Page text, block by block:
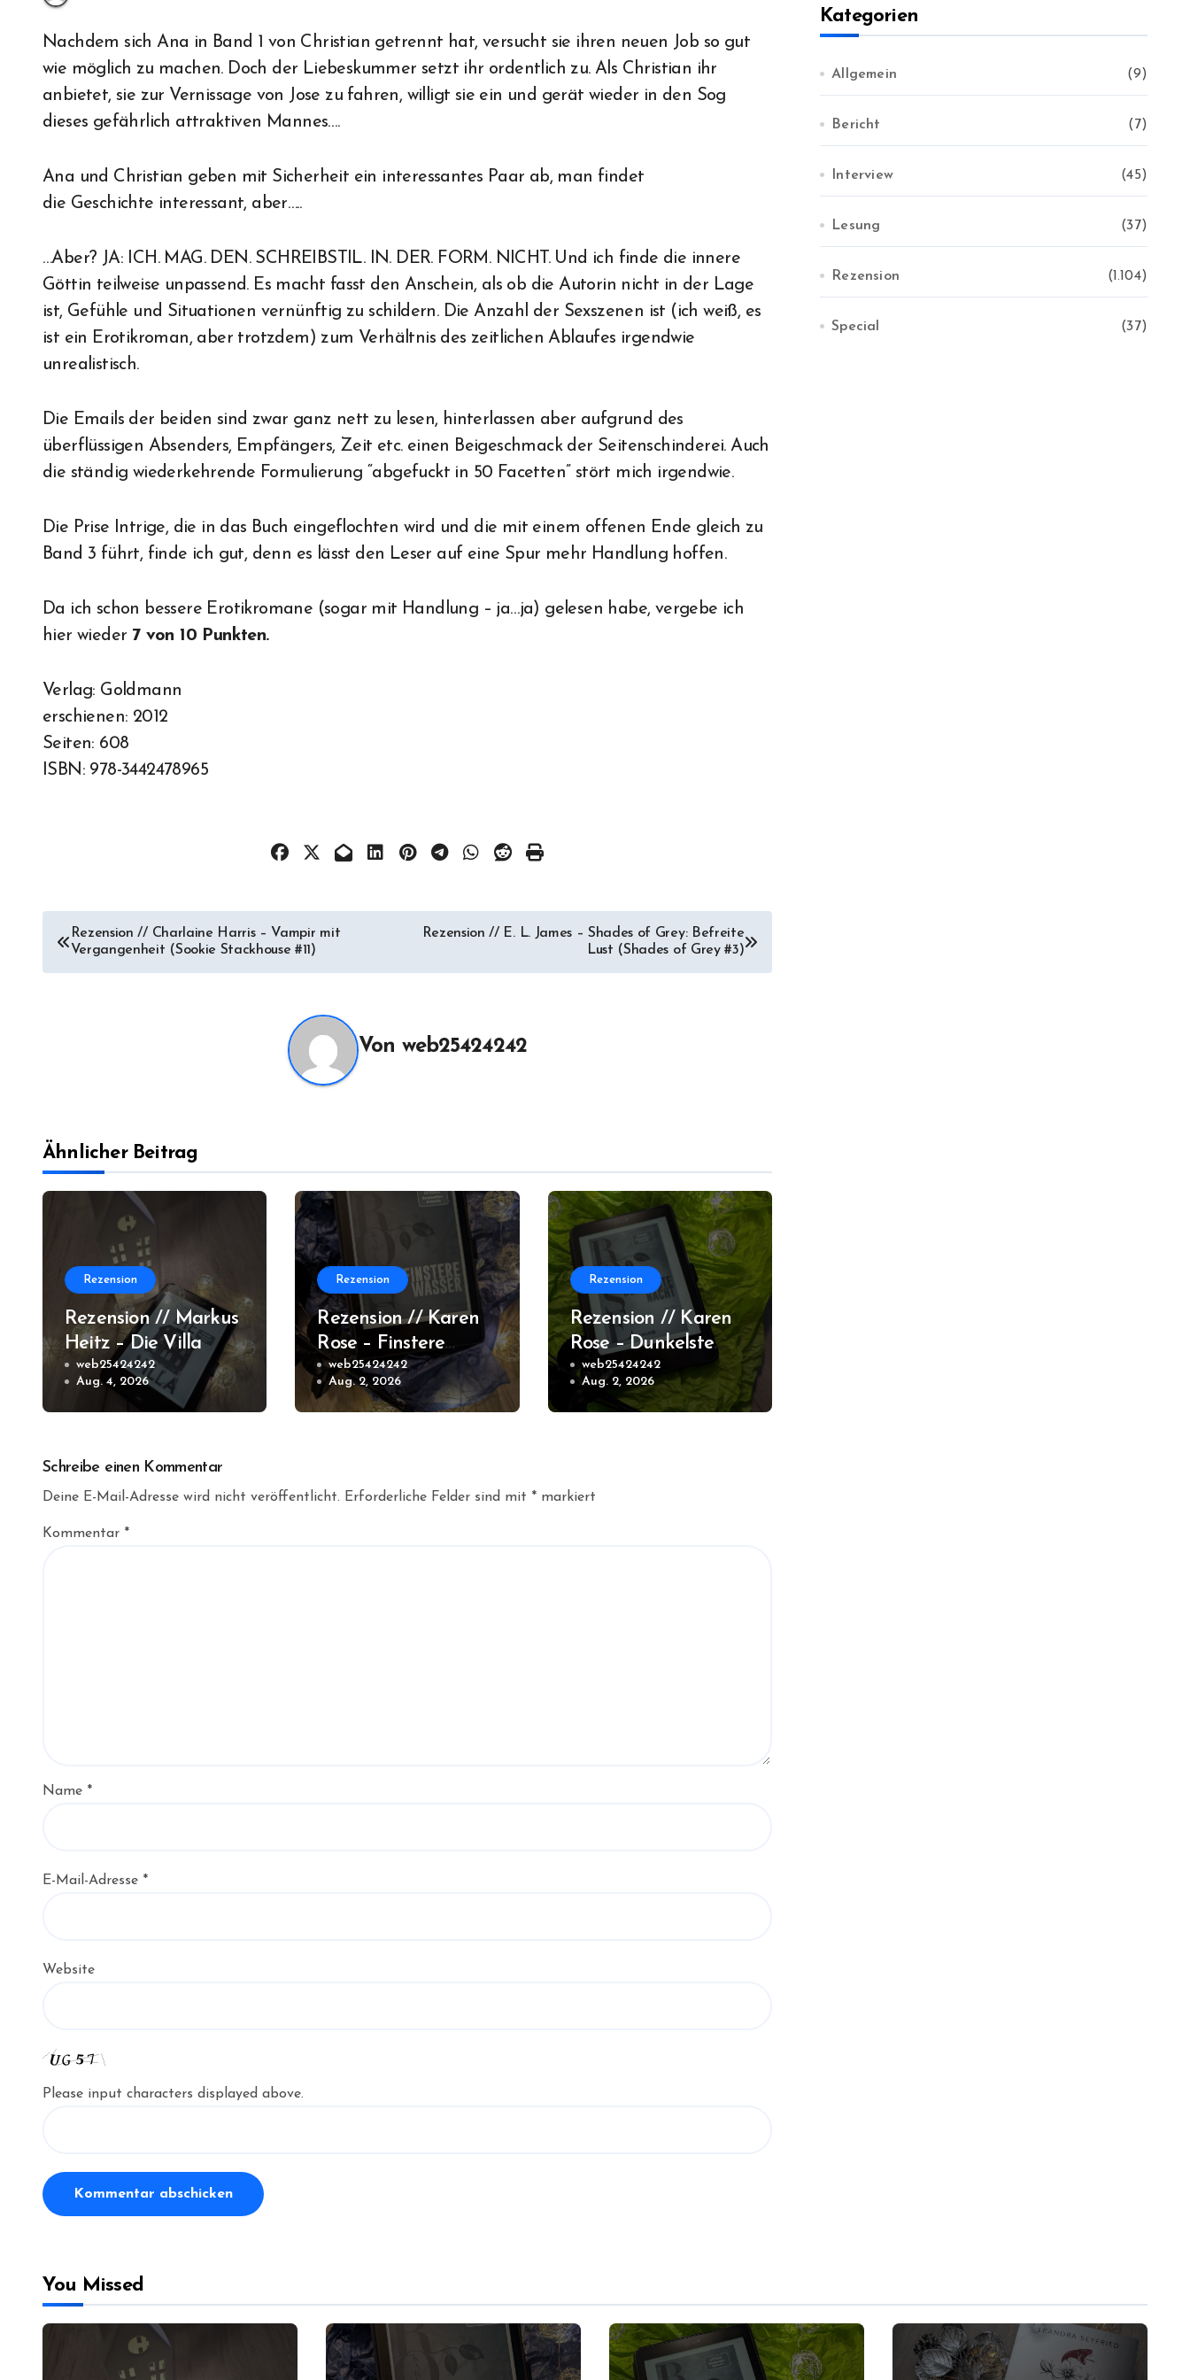
Nachdem sich Ana in Band 1 von Christian getrennt hat, versucht sie ihren neuen Job so gut
wie möglich zu machen. Doch der Liebeskummer setzt ihr ordentlich zu. Als Christian ihr
anbietet, sie zur Vernissage von Jose zu fahren, willigt sie ein und gerät wieder in den Sog
dieses gefährlich attraktiven Mannes….
Ana und Christian geben mit Sicherheit ein interessantes Paar ab, man findet
die Geschichte interessant, aber…..
…Aber? JA: ICH. MAG. DEN. SCHREIBSTIL. IN. DER. FORM. NICHT. Und ich finde die innere
Göttin teilweise unpassend. Es macht fasst den Anschein, als ob die Autorin nicht in der Lage
ist, Gefühle und Situationen vernünftig zu schildern. Die Anzahl der Sexszenen ist (ich weiß, es
ist ein Erotikroman, aber trotzdem) zum Verhältnis des zeitlichen Ablaufes irgendwie
unrealistisch.
Die Emails der beiden sind zwar ganz nett zu lesen, hinterlassen aber aufgrund des
überflüssigen Absenders, Empfängers, Zeit etc. einen Beigeschmack der Seitenschinderei. Auch
die ständig wiederkehrende Formulierung “abgefuckt in 50 Facetten” stört mich irgendwie.
Die Prise Intrige, die in das Buch eingeflochten wird und die mit einem offenen Ende gleich zu
Band 3 führt, finde ich gut, denn es lässt den Leser auf eine Spur mehr Handlung hoffen.
Da ich schon bessere Erotikromane (sogar mit Handlung – ja…ja) gelesen habe, vergebe ich
hier wieder 7 von 10 Punkten.
Verlag: Goldmann
erschienen: 2012
Seiten: 608
ISBN: 978-3442478965
Beitragsnavigation
Rezension // Charlaine Harris – Vampir mit
Vergangenheit (Sookie Stackhouse #11)
Rezension // E. L. James – Shades of Grey: Befreite
Lust (Shades of Grey #3)
Von web25424242
Ähnlicher Beitrag
Rezension
Rezension // Markus
Heitz – Die Villa
web25424242
Aug. 4, 2026
Rezension
Rezension // Karen
Rose – Finstere
Wasser (New
Orleans #2)
web25424242
Aug. 2, 2026
Rezension
Rezension // Karen
Rose – Dunkelste
Nacht (New Orleans
web25424242
Aug. 2, 2026
Schreibe einen Kommentar
Deine E-Mail-Adresse wird nicht veröffentlicht. Erforderliche Felder sind mit * markiert
Kommentar *
Name *
E-Mail-Adresse *
Website
Please input characters displayed above.
v
Kategorien
Allgemein (9)
Bericht (7)
Interview (45)
Lesung (37)
Rezension (1.104)
Special (37)
You Missed